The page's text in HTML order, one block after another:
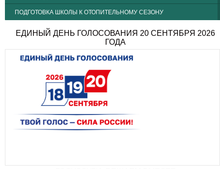
ПОДГОТОВКА ШКОЛЫ К ОТОПИТЕЛЬНОМУ СЕЗОНУ
ЕДИНЫЙ ДЕНЬ ГОЛОСОВАНИЯ 20 СЕНТЯБРЯ 2026
ГОДА